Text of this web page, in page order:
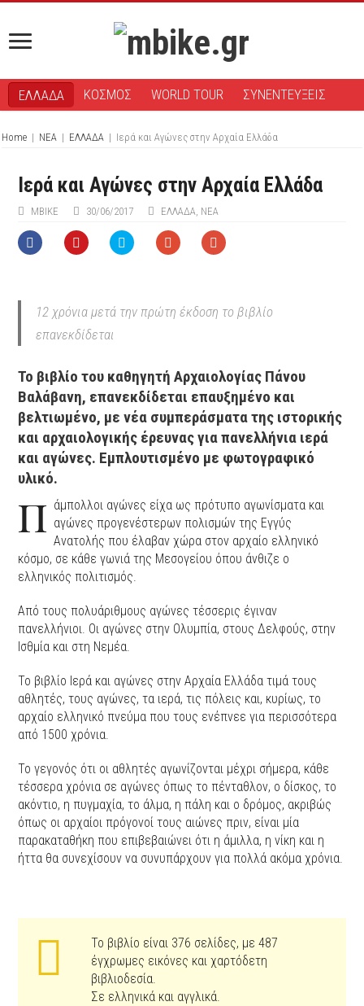
ΕΛΛΑΔΑ ΚΟΣΜΟΣ WORLD TOUR ΣΥΝΕΝΤΕΥΞΕΙΣ
Home | ΝΕΑ | ΕΛΛΑΔΑ | Ιερά και Αγώνες στην Αρχαία Ελλάδα
Ιερά και Αγώνες στην Αρχαία Ελλάδα
ΜΒIKE 30/06/2017 ΕΛΛΑΔΑ, ΝΕΑ
12 χρόνια μετά την πρώτη έκδοση το βιβλίο
επανεκδίδεται
Το βιβλίο του καθηγητή Αρχαιολογίας Πάνου
Βαλάβανη, επανεκδίδεται επαυξημένο και
βελτιωμένο, με νέα συμπεράσματα της ιστορικής
και αρχαιολογικής έρευνας για πανελλήνια ιερά
και αγώνες. Εμπλουτισμένο με φωτογραφικό
υλικό.
Π άμπολλοι αγώνες είχα ως πρότυπο αγωνίσματα και
αγώνες προγενέστερων πολισμών της Εγγύς
Ανατολής που έλαβαν χώρα στον αρχαίο ελληνικό
κόσμο, σε κάθε γωνιά της Μεσογείου όπου άνθιζε ο
ελληνικός πολιτισμός.
Από τους πολυάριθμους αγώνες τέσσερις έγιναν
πανελλήνιοι. Οι αγώνες στην Ολυμπία, στους Δελφούς, στην
Ισθμία και στη Νεμέα.
Το βιβλίο Ιερά και αγώνες στην Αρχαία Ελλάδα τιμά τους
αθλητές, τους αγώνες, τα ιερά, τις πόλεις και, κυρίως, το
αρχαίο ελληνικό πνεύμα που τους ενέπνεε για περισσότερα
από 1500 χρόνια.
Το γεγονός ότι οι αθλητές αγωνίζονται μέχρι σήμερα, κάθε
τέσσερα χρόνια σε αγώνες όπως το πένταθλον, ο δίσκος, το
ακόντιο, η πυγμαχία, το άλμα, η πάλη και ο δρόμος, ακριβώς
όπως οι αρχαίοι πρόγονοί τους αιώνες πριν, είναι μία
παρακαταθήκη που επιβεβαιώνει ότι η άμιλλα, η νίκη και η
ήττα θα συνεχίσουν να συνυπάρχουν για πολλά ακόμα χρόνια.
Το βιβλίο είναι 376 σελίδες, με 487
έγχρωμες εικόνες και χαρτόδετη
βιβλιοδεσία.
Σε ελληνικά και αγγλικά.